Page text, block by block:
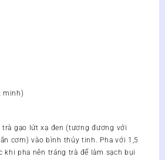
minh)
gạo lứt xạ đen (tương đương với
cơm) vào bình thủy tinh. Pha với 1,5
khi pha nên tráng trà để làm sạch bụi